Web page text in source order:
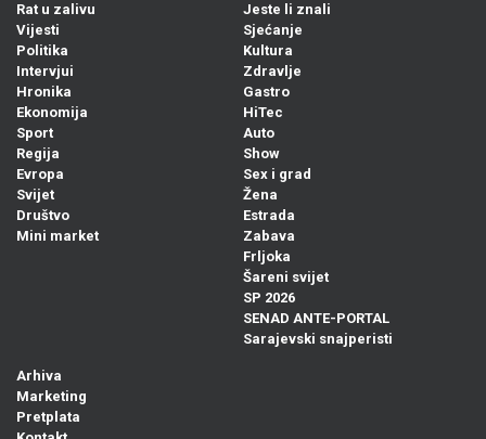
Rat u zalivu
Vijesti
Politika
Intervjui
Hronika
Ekonomija
Sport
Regija
Evropa
Svijet
Društvo
Mini market
Jeste li znali
Sjećanje
Kultura
Zdravlje
Gastro
HiTec
Auto
Show
Sex i grad
Žena
Estrada
Zabava
Frljoka
Šareni svijet
SP 2026
SENAD ANTE-PORTAL
Sarajevski snajperisti
Arhiva
Marketing
Pretplata